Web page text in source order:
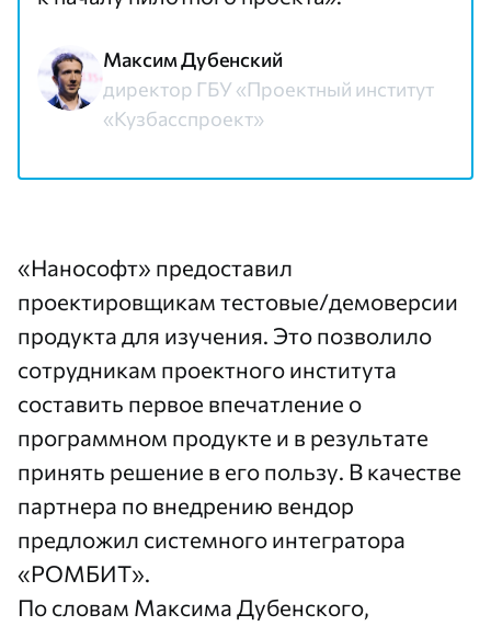
Максим Дубенский
директор ГБУ «Проектный институт
«Кузбасспроект»
«Нанософт» предоставил
проектировщикам тестовые/демоверсии
продукта для изучения. Это позволило
сотрудникам проектного института
составить первое впечатление о
программном продукте и в результате
принять решение в его пользу. В качестве
партнера по внедрению вендор
предложил системного интегратора
«РОМБИТ».
По словам Максима Дубенского,